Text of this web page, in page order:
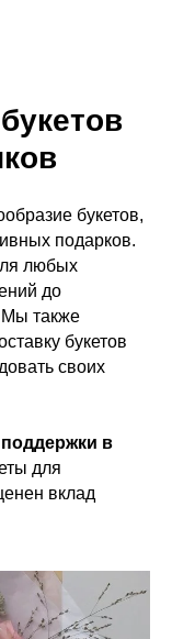
букетов,
подарков.
любых
до
Мы также
букетов
своих
в
для
вклад